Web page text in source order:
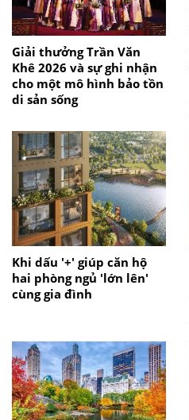
Giải thưởng Trần Văn
Khê 2026 và sự ghi nhận
cho một mô hình bảo tồn
di sản sống
Khi dấu '+' giúp căn hộ
hai phòng ngủ 'lớn lên'
cùng gia đình